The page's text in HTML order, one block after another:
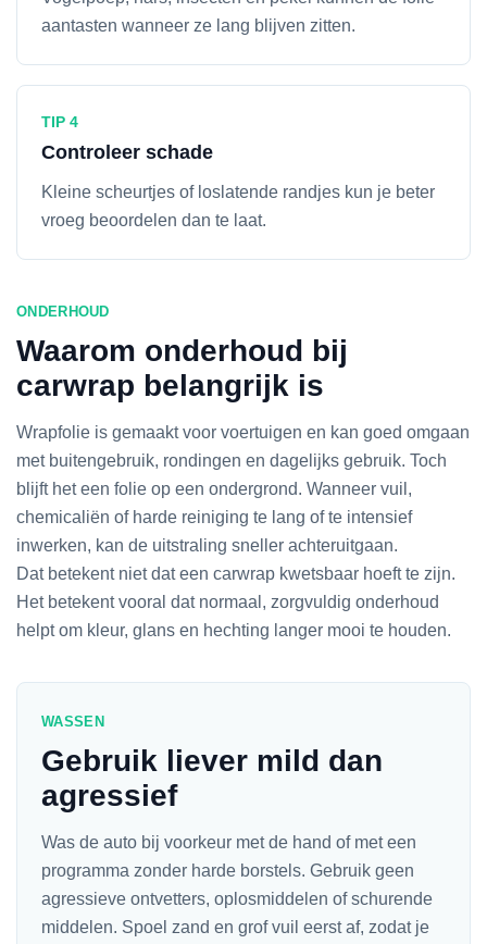
aantasten wanneer ze lang blijven zitten.
TIP 4
Controleer schade
Kleine scheurtjes of loslatende randjes kun je beter
vroeg beoordelen dan te laat.
ONDERHOUD
Waarom onderhoud bij
carwrap belangrijk is
Wrapfolie is gemaakt voor voertuigen en kan goed omgaan
met buitengebruik, rondingen en dagelijks gebruik. Toch
blijft het een folie op een ondergrond. Wanneer vuil,
chemicaliën of harde reiniging te lang of te intensief
inwerken, kan de uitstraling sneller achteruitgaan.
Dat betekent niet dat een carwrap kwetsbaar hoeft te zijn.
Het betekent vooral dat normaal, zorgvuldig onderhoud
helpt om kleur, glans en hechting langer mooi te houden.
WASSEN
Gebruik liever mild dan
agressief
Was de auto bij voorkeur met de hand of met een
programma zonder harde borstels. Gebruik geen
agressieve ontvetters, oplosmiddelen of schurende
middelen. Spoel zand en grof vuil eerst af, zodat je